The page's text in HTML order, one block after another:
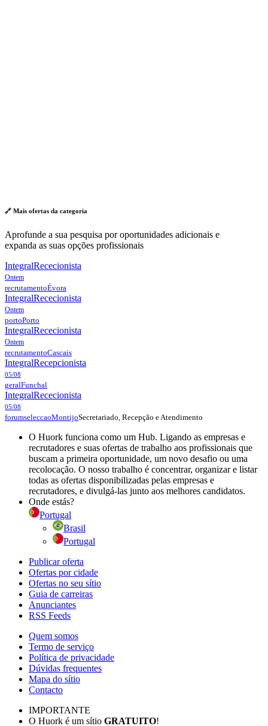
🔗 Mais ofertas da categoria
Aprofunde a sua pesquisa por oportunidades adicionais e
expanda as suas opções profissionais
IntegralRececionista
Ontem
recrutamentoÉvora
IntegralRececionista
Ontem
portoPorto
IntegralRececionista
Ontem
recrutamentoCascais
IntegralRecepcionista
05/08
geralFunchal
IntegralRececionista
05/08
forumseleccaoMontijoSecretariado, Recepção e Atendimento
O Huork funciona como um Hub. Ligando as empresas e
recrutadores e suas ofertas de trabalho aos profissionais que
buscam a primeira oportunidade, um novo desafio ou uma
recolocação. O nosso trabalho é concentrar, organizar e listar
todas as ofertas disponibilizadas pelas empresas e
recrutadores, e divulgá-las junto aos melhores candidatos.
Onde estás?
Portugal
Brasil
Portugal
Publicar oferta
Ofertas por cidade
Ofertas no seu sítio
Guia de carreiras
Anunciantes
RSS Feeds
Quem somos
Termo de serviço
Política de privacidade
Dúvidas frequentes
Mapa do sítio
Contacto
IMPORTANTE
O Huork é um sítio GRATUITO!